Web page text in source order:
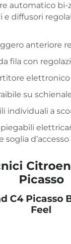
automatico bi-
e diffusori
anteriore
fila con
su
individuali a
soglia d’accesso
Picasso
C4 Picasso
Feel